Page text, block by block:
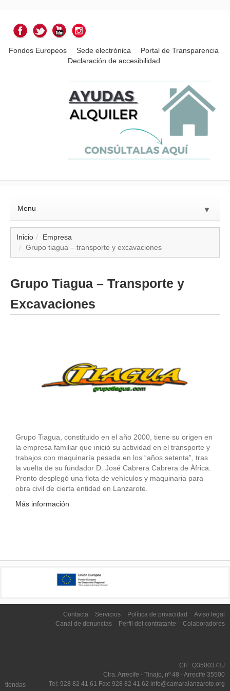
Fondos Europeos Sede electrónica
Portal de Transparencia
Declaración de accesibilidad
Menu ▼
▼
Inicio
Empresa
Grupo tiagua – transporte y excavaciones
Grupo Tiagua – Transporte y
Excavaciones
Grupo Tiagua, constituido en el año 2000, tiene su origen en
la empresa familiar que inició su actividad en el transporte y
trabajos con maquinaría pesada en los “años setenta”, tras
la vuelta de su fundador D. José Cabrera Cabrera de África.
Pronto desplegó una flota de vehículos y maquinaria para
obra civil de cierta entidad en Lanzarote.
Más información
Contacta Servicios Política de privacidad
Aviso legal
Canal de denuncias
Perfil del contratante Colaboradores
CIF: Q3500373J
Ctra. Arrecife - Tinajo, nº 48 - Arrecife 35500
Tel: 928 82 41 61 Fax: 928 82 41 62 info@camaralanzarote.org
tiendas